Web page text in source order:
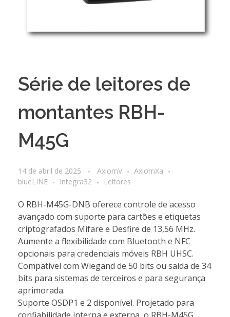
Série de leitores de
montantes RBH-
M45G
14 de abril de 2025 AxiomV
AxiomXa
blueLINE
Integra32 Leitores
O RBH-M45G-DNB oferece controle de acesso
avançado com suporte para cartões e etiquetas
criptografados Mifare e Desfire de 13,56 MHz.
Aumente a flexibilidade com Bluetooth e NFC
opcionais para credenciais móveis RBH UHSC.
Compatível com Wiegand de 50 bits ou saída de 34
bits para sistemas de terceiros e para segurança
aprimorada.
Suporte OSDP1 e 2 disponível. Projetado para